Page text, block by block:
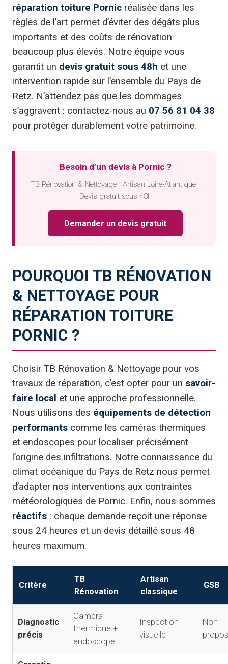
réparation toiture Pornic réalisée dans les
règles de l’art permet d’éviter des dégâts plus
importants et des coûts de rénovation
beaucoup plus élevés. Notre équipe vous
garantit un devis gratuit sous 48h et une
intervention rapide sur l’ensemble du Pays de
Retz. N’attendez pas que les dommages
s’aggravent : contactez-nous au 07 56 81 04 38
pour protéger durablement votre patrimoine.
Besoin d’un devis à Pornic ?
TB Rénovation & Nettoyage · Artisan Loire-Atlantique ·
Devis gratuit sous 48h
Demander un devis gratuit
POURQUOI TB RÉNOVATION
& NETTOYAGE POUR
RÉPARATION TOITURE
PORNIC ?
Choisir TB Rénovation & Nettoyage pour vos
travaux de réparation, c’est opter pour un savoir-
faire local et une approche professionnelle.
Nous utilisons des équipements de détection
performants comme les caméras thermiques
et endoscopes pour localiser précisément
l’origine des infiltrations. Notre connaissance du
climat océanique du Pays de Retz nous permet
d’adapter nos interventions aux contraintes
météorologiques de Pornic. Enfin, nous sommes
réactifs : chaque demande reçoit une réponse
sous 24 heures et un devis détaillé sous 48
heures maximum.
Critère
TB
Rénovation
Artisan
classique
GSB
Diagnostic
précis
Caméra
thermique +
endoscope
Inspection
visuelle
Non